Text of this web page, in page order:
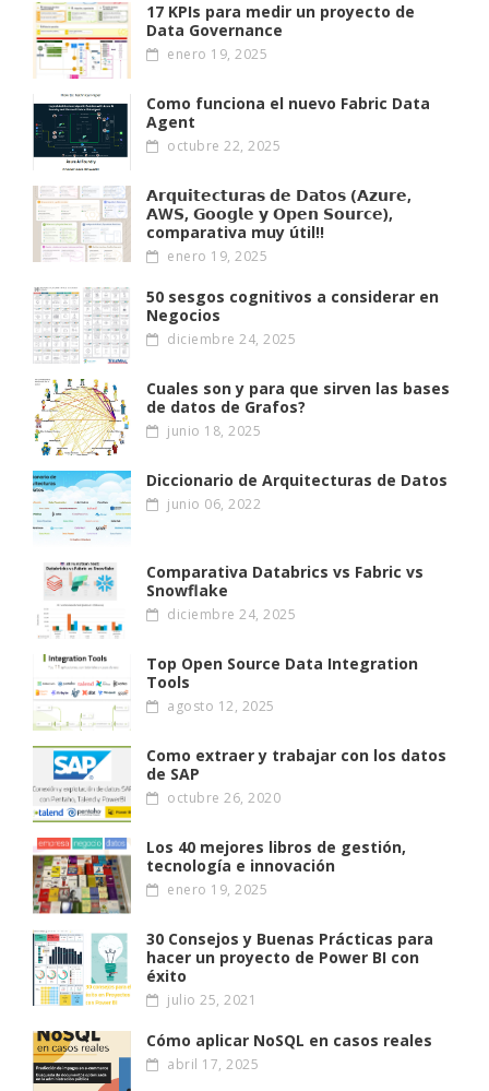
17 KPIs para medir un proyecto de
Data Governance
enero 19, 2025
Como funciona el nuevo Fabric Data
Agent
octubre 22, 2025
𝗔𝗿𝗾𝘂𝗶𝘁𝗲𝗰𝘁𝘂𝗿𝗮𝘀 𝗱𝗲 𝗗𝗮𝘁𝗼𝘀 (𝗔𝘇𝘂𝗿𝗲,
𝗔W𝗦, 𝗚𝗼𝗼𝗴𝗹𝗲 𝘆 𝗢𝗽𝗲𝗻 𝗦𝗼𝘂𝗿𝗰𝗲),
comparativa muy útil!!
enero 19, 2025
50 sesgos cognitivos a considerar en
Negocios
diciembre 24, 2025
Cuales son y para que sirven las bases
de datos de Grafos?
junio 18, 2025
Diccionario de Arquitecturas de Datos
junio 06, 2022
Comparativa Databrics vs Fabric vs
Snowflake
diciembre 24, 2025
Top Open Source Data Integration
Tools
agosto 12, 2025
Como extraer y trabajar con los datos
de SAP
octubre 26, 2020
Los 40 mejores libros de gestión,
tecnología e innovación
enero 19, 2025
30 Consejos y Buenas Prácticas para
hacer un proyecto de Power BI con
éxito
julio 25, 2021
Cómo aplicar NoSQL en casos reales
abril 17, 2025